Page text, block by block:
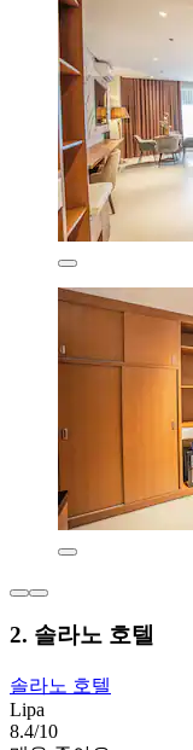
2. 솔라노 호텔
솔라노 호텔
Lipa
8.4/10